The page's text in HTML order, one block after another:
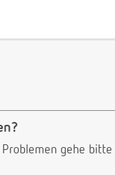
gehe bitte